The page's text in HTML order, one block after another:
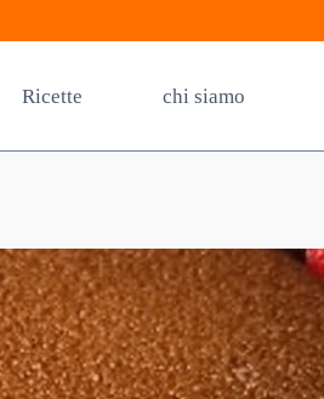
Ricette chi siamo